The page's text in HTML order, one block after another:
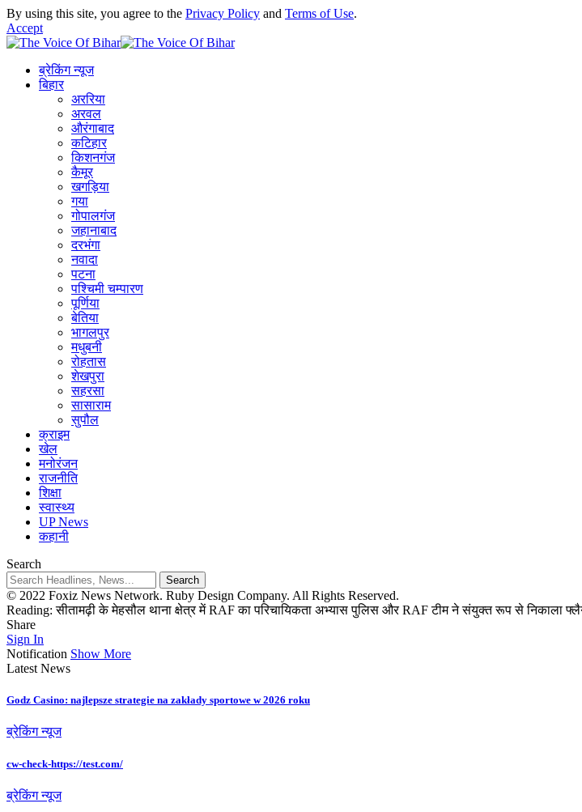
By using this site, you agree to the Privacy Policy and Terms of Use.
Accept
ब्रेकिंग न्यूज
बिहार
अररिया
अरवल
औरंगाबाद
कटिहार
किशनगंज
कैमूर
खगड़िया
गया
गोपालगंज
जहानाबाद
दरभंगा
नवादा
पटना
पश्चिमी चम्पारण
पूर्णिया
बेतिया
भागलपुर
मधुबनी
रोहतास
शेखपुरा
सहरसा
सासाराम
सुपौल
क्राइम
खेल
मनोरंजन
राजनीति
शिक्षा
स्वास्थ्य
UP News
कहानी
Search
© 2022 Foxiz News Network. Ruby Design Company. All Rights Reserved.
Reading: सीतामढ़ी के मेहसौल थाना क्षेत्र में RAF का परिचायिकता अभ्यास पुलिस और RAF टीम ने संयुक्त रूप से निकाला फ्लैग
Share
Sign In
Notification Show More
Latest News
Godz Casino: najlepsze strategie na zakłady sportowe w 2026 roku
ब्रेकिंग न्यूज
cw-check-https://test.com/
ब्रेकिंग न्यूज